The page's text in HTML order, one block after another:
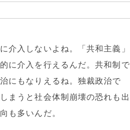
介入しないよね。「共和主義」
に介入を行えるんだ。共和制で
にもなりえるね。独裁政治で
まうと社会体制崩壊の恐れも出
も多いんだ。